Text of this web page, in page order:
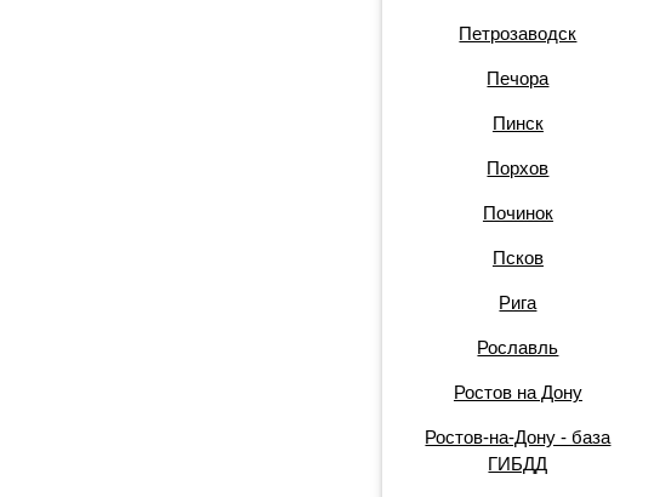
Петрозаводск
Печора
Пинск
Порхов
Починок
Псков
Рига
Рославль
Ростов на Дону
Ростов-на-Дону - база
ГИБДД